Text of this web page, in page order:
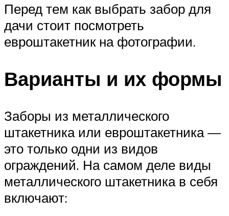
Перед тем как выбрать забор для
дачи стоит посмотреть
евроштакетник на фотографии.
Варианты и их формы
Заборы из металлического
штакетника или евроштакетника —
это только одни из видов
ограждений. На самом деле виды
металлического штакетника в себя
включают: